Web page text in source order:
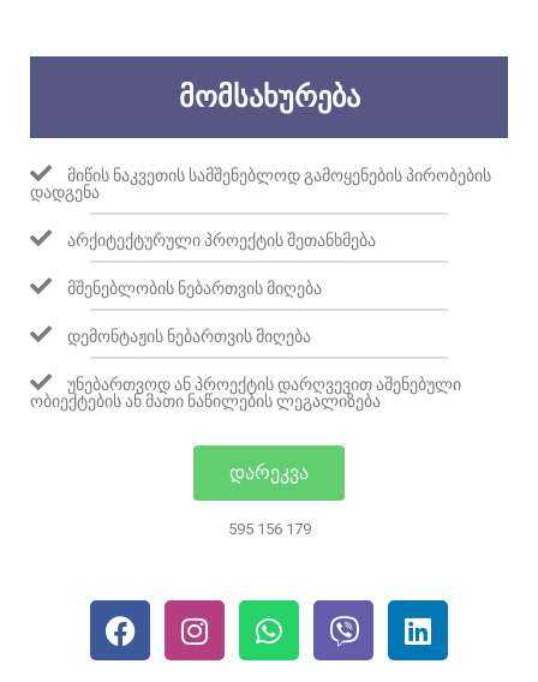
ᲛᲝᲛᲡᲐᲮᲣᲠᲔᲑᲐ
ᲛᲘᲬᲘᲡ ᲜᲐᲙᲕᲔᲗᲘᲡ ᲡᲐᲛᲨᲔᲜᲔᲑᲚᲝᲓ ᲒᲐᲛᲝᲧᲔᲜᲔᲑᲘᲡ ᲞᲘᲠᲝᲑᲔᲑᲘᲡ
ᲓᲐᲓᲒᲔᲜᲐ
ᲐᲠᲥᲘᲢᲔᲥᲢᲣᲠᲣᲚᲘ ᲞᲠᲝᲔᲥᲢᲘᲡ ᲨᲔᲗᲐᲜᲮᲛᲔᲑᲐ
ᲛᲨᲔᲜᲔᲑᲚᲝᲑᲘᲡ ᲜᲔᲑᲐᲠᲗᲕᲘᲡ ᲛᲘᲦᲔᲑᲐ
ᲓᲔᲛᲝᲜᲢᲐᲟᲘᲡ ᲜᲔᲑᲐᲠᲗᲕᲘᲡ ᲛᲘᲦᲔᲑᲐ
ᲣᲜᲔᲑᲐᲠᲗᲕᲝᲓ ᲐᲜ ᲞᲠᲝᲔᲥᲢᲘᲡ ᲓᲐᲠᲦᲕᲔᲕᲘᲗ ᲐᲨᲔᲜᲔᲑᲣᲚᲘ
ᲝᲑᲘᲔᲥᲢᲔᲑᲘᲡ ᲐᲜ ᲛᲐᲗᲘ ᲜᲐᲬᲘᲚᲔᲑᲘᲡ ᲚᲔᲒᲐᲚᲘᲖᲔᲑᲐ
ᲓᲐᲠᲔᲙᲕᲐ
595 156 179